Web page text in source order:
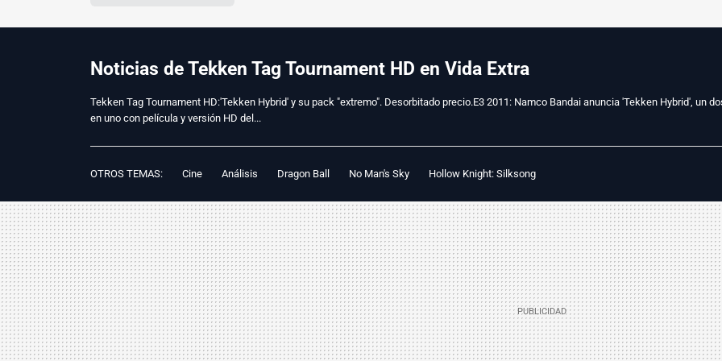
Noticias de Tekken Tag Tournament HD en Vida Extra
Tekken Tag Tournament HD:'Tekken Hybrid' y su pack "extremo". Desorbitado precio.E3 2011: Namco Bandai anuncia 'Tekken Hybrid', un
en uno con película y versión HD del...
OTROS TEMAS: Cine Análisis Dragon Ball No Man's Sky Hollow Knight: Silksong